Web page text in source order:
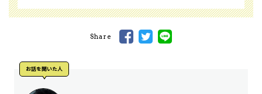
Share
お話を聞いた⼈